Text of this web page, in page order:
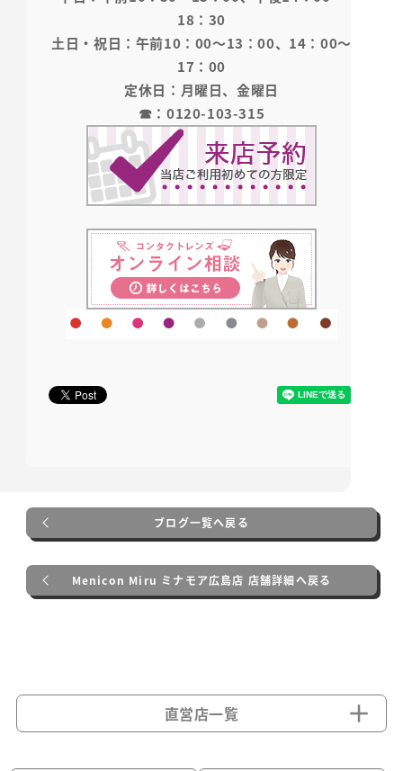
18：30
土日・祝日：午前10：00～13：00、14：00～
17：00
定休日：月曜日、金曜日
☎：0120-103-315
ブログ一覧へ戻る
Menicon Miru ミナモア広島店 店舗詳細へ戻る
直営店一覧